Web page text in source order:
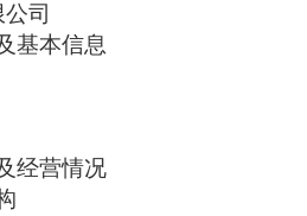
司
基本信息
经营情况